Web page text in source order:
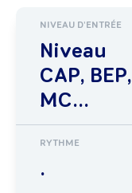
NIVEAU D'ENTRÉE
Niveau
CAP, BEP,
MC...
RYTHME
.